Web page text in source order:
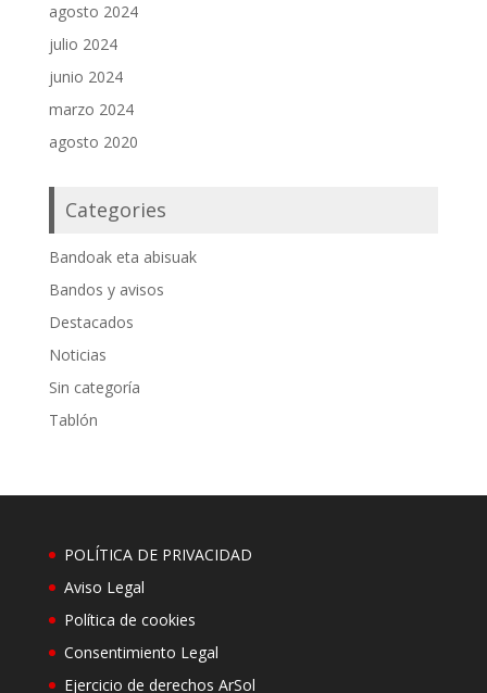
agosto 2024
julio 2024
junio 2024
marzo 2024
agosto 2020
Categories
Bandoak eta abisuak
Bandos y avisos
Destacados
Noticias
Sin categoría
Tablón
POLÍTICA DE PRIVACIDAD
Aviso Legal
Política de cookies
Consentimiento Legal
Ejercicio de derechos ArSol